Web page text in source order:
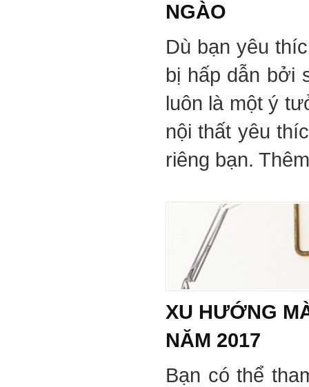
NGÀO
Dù bạn yêu
bị hấp dẫn bởi
luôn là một ý
nội thất yêu
riêng bạn.
XU HƯỚNG
NĂM 2017
Bạn có thể